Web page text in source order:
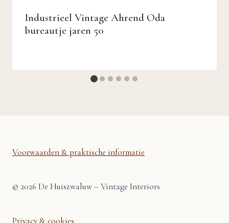
Industrieel Vintage Ahrend Oda
bureautje jaren 50
Voorwaarden & praktische informatie
© 2026 De Huiszwaluw – Vintage Interiors
Privacy & cookies